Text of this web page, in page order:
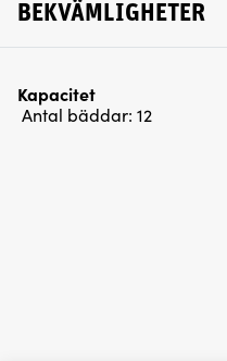
BEKVÄMLIGHETER
Kapacitet
Antal bäddar: 12